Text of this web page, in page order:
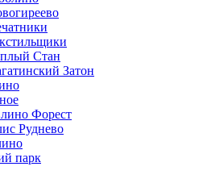
Стан
Затон
Форест
Руднево
парк